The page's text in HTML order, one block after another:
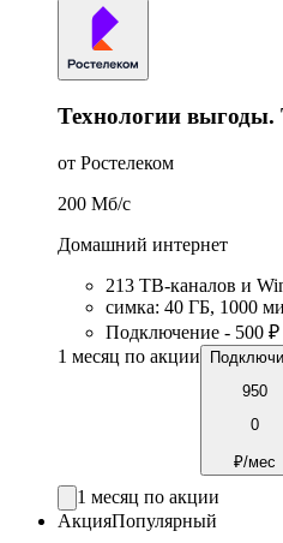
Технологии выгоды.
от Ростелеком
200 Мб/c
Домашний интернет
213 ТВ-каналов и
симка: 40 ГБ, 1000
Подключение - 500 ₽
1 месяц по акции
950
0
₽/мес
1 месяц по акции
АкцияПопулярный